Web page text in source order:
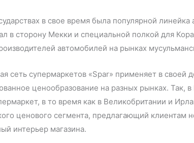
в свое время была популярной
в сторону Мекки и специальной полкой для
автомобилей на рынках
сеть супермаркетов «Spar» применяет в своей
ценообразование на разных рынках. Так,
в то время как в Великобритании и
ценового сегмента, предлагающий клиентам
интерьер магазина.